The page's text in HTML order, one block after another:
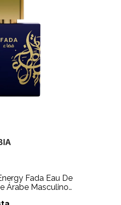
Fada Eau De
Árabe Masculino